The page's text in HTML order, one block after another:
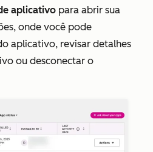
aplicativo para abrir sua
onde você pode
aplicativo, revisar detalhes
ou desconectar o